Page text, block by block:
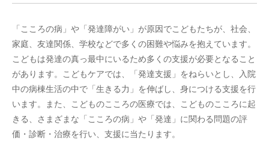
「こころの病」や「発達障がい」が原因でこどもたちが、社会、
家庭、友達関係、学校などで多くの困難や悩みを抱えています。
こどもは発達の真っ最中にいるため多くの支援が必要となること
があります。こどもケアでは、「発達支援」をねらいとし、入院
中の病棟生活の中で「生きる力」を伸ばし、身につける支援を行
います。また、こどものこころの医療では、こどものこころに起
きる、さまざまな「こころの病」や「発達」に関わる問題の評
価・診断・治療を行い、支援に当たります。